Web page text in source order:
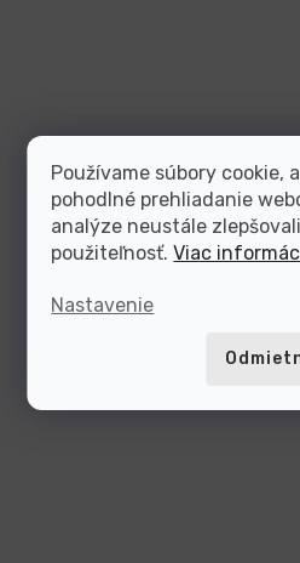
Používame súbory cookie,
pohodlné prehliadanie
analýze neustále
použiteľnosť.Viac
Nastavenie